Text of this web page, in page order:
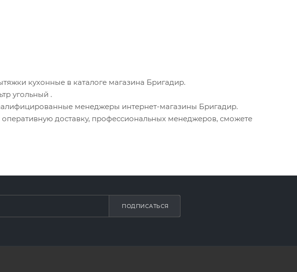
кухонные в каталоге магазина Бригадир.
угольный .
менеджеры интернет-магазины Бригадир.
доставку, профессиональных менеджеров, сможете
ПОДПИСАТЬСЯ